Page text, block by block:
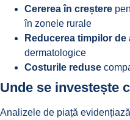
Cererea în creștere
în zonele rurale
Reducerea timpilor de
dermatologice
Costurile reduse
Unde se investește
Analizele de piață